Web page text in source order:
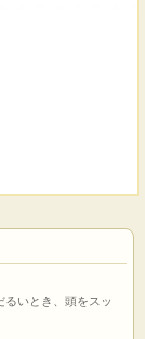
いとき、頭をスッ